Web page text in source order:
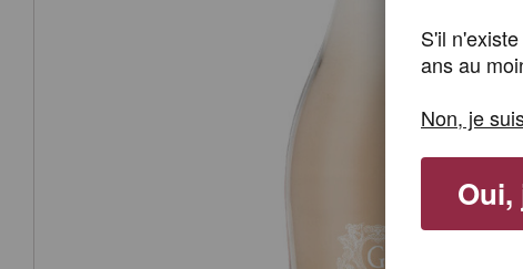
S'il
ans au
Non, je